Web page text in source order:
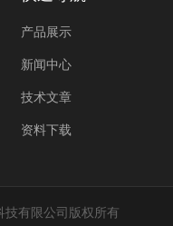
产品展示
新闻中心
技术文章
资料下载
有限公司版权所有